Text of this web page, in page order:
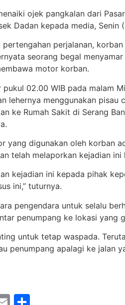
ojek pangkalan dari
Dadan kepada media, Senin
perjalanan,
seorang begal
motor korban.
pukul 02.00 WIB pada malam
lehernya menggunakan
ke Rumah Sakit di Serang
yang digunakan oleh korban
telah melaporkan kejadian
kejadian ini kepada pihak
ini,” tuturnya.
pengendara untuk selalu
penumpang ke lokasi yang
untuk tetap waspada.
penumpang apalagi ke jalan